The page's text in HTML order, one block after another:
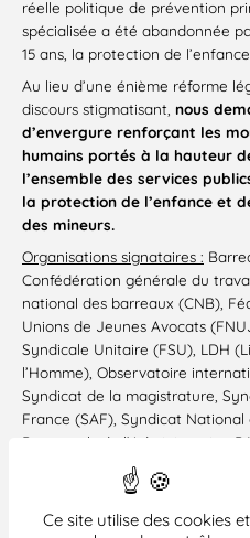
Ce site utilise des cookies et
réelle politique de prévention
spécialisée a été abandonnée
15 ans, la protection de
Au lieu d’une énième réforme
discours stigmatisant, nous
d’envergure renforçant les
humains portés à la hauteur
l’ensemble des services
la protection de l’enfance et
des mineurs.
Organisations signataires :
Confédération générale du
national des barreaux (CNB),
Unions de Jeunes Avocats
Syndicale Unitaire (FSU), LDH
l’Homme), Observatoire
Syndicat de la magistrature,
France (SAF), Syndicat National
Personnels de l’Administration
FSU), Syndicat National des
et du Social à la Protection
(SNPES – PJJ/FSU), Syndicat